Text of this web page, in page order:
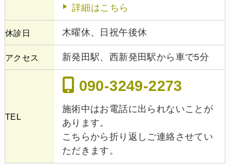
詳細はこちら
休診日 木曜休、日祝午後休
アクセス 新発田駅、西新発田駅から車で5分
TEL
090-3249-2273
施術中はお電話に出られないことが
あります。
こちらから折り返しご連絡させてい
ただきます。